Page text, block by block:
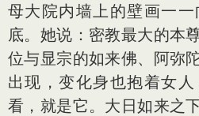
母大院内墙上的壁画一
底。她说：密教最大的本
位与显宗的如来佛、阿弥
出现，变化身也抱着女
看，就是它。大日如来之